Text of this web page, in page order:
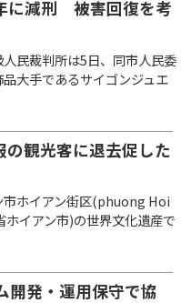
に減刑 被害回復を考
民裁判所は5日、同市人民委
大手であるサイゴンジュエ
観光客に退去促した
ホイアン街区(phuong Hoi
イアン市)の世界文化遺産で
開発・運用保守で協